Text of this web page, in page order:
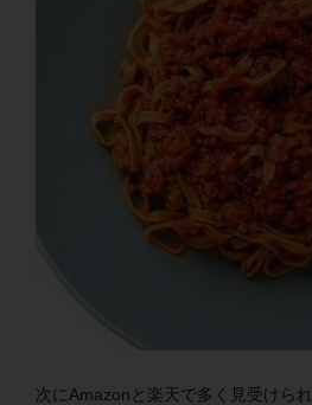
次にAmazonと楽天で多く見受けら